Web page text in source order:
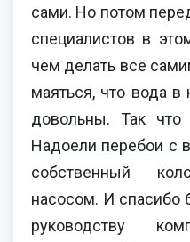
сами. Но потом
специалистов в
чем делать всё
маяться, что вода в
довольны. Так что
Надоели перебои с
собственный
насосом. И спасибо
руководству